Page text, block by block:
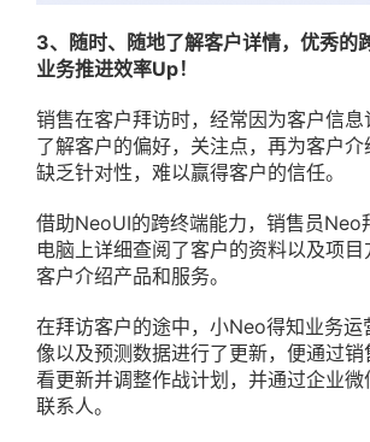
3、随时、随地了解客户详情，优秀的
业务推进效率Up！
销售在客户拜访时，经常因为客户信
了解客户的偏好，关注点，再为客户
缺乏针对性，难以赢得客户的信任。
借助NeoUI的跨终端能力，销售员Neo
电脑上详细查阅了客户的资料以及项
客户介绍产品和服务。
在拜访客户的途中，小Neo得知业务运
像以及预测数据进行了更新，便通过
看更新并调整作战计划，并通过企业
联系人。